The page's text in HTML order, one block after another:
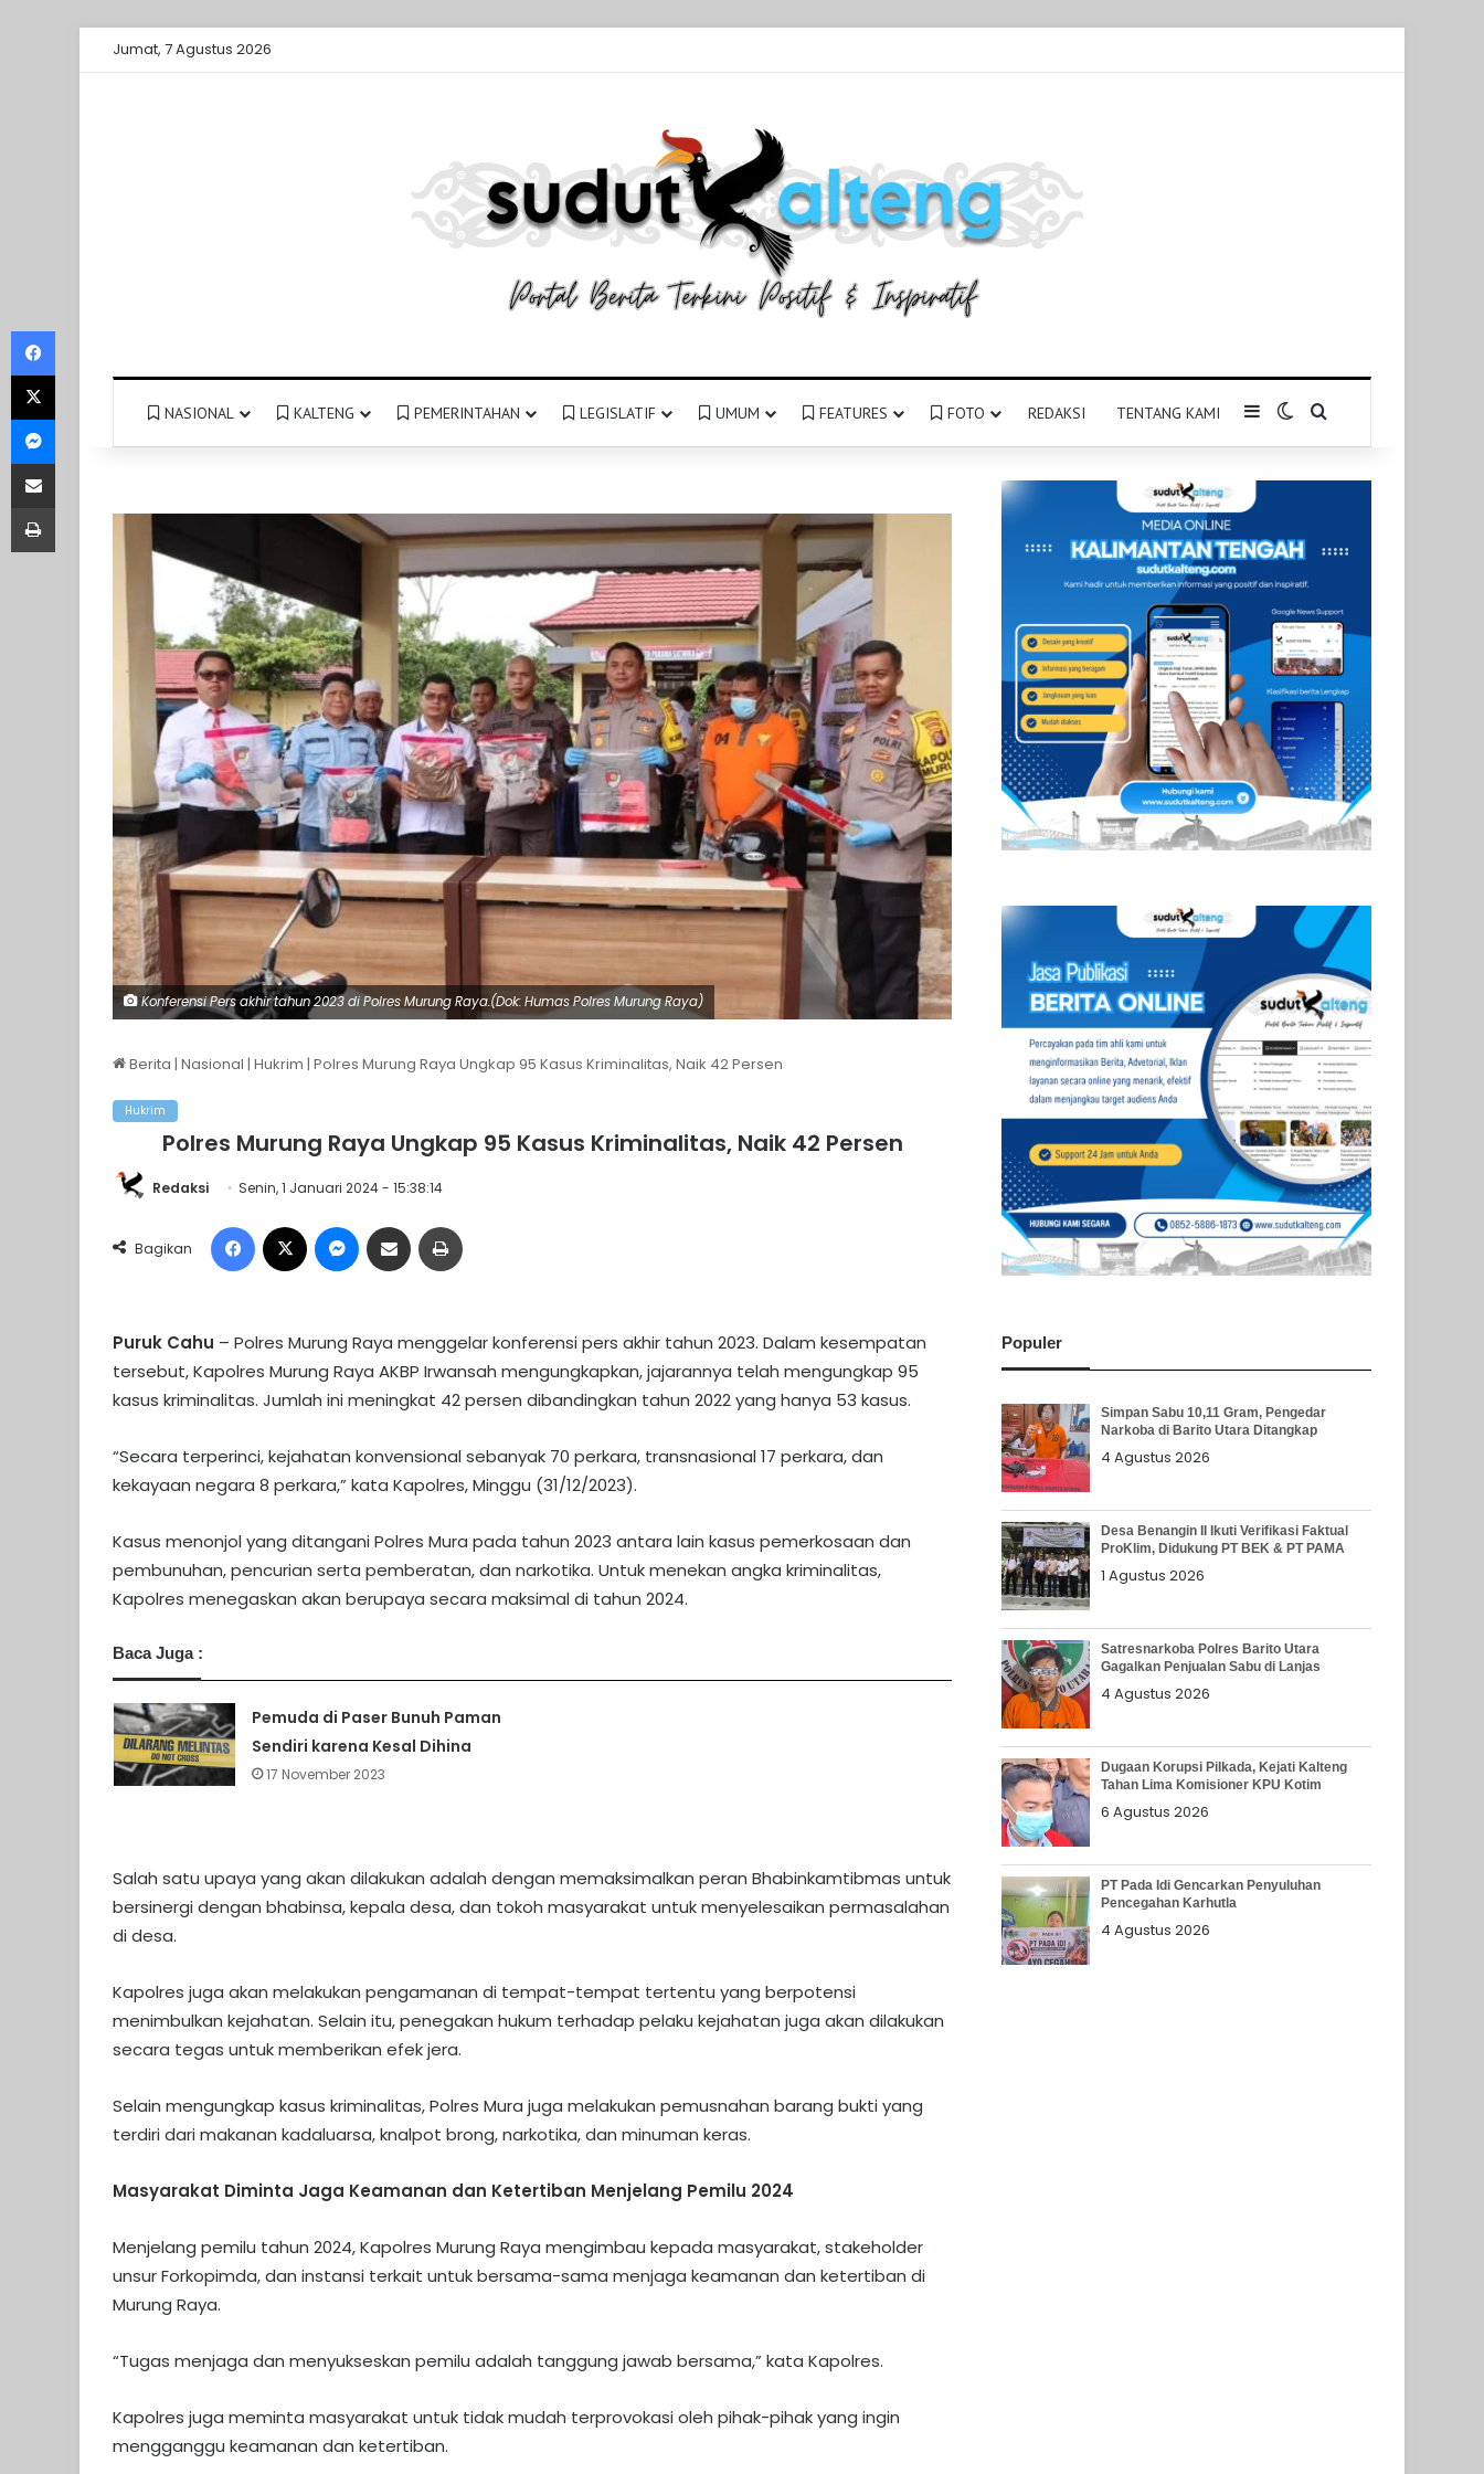
Jumat, 7 Agustus 2026
NASIONAL KALTENG PEMERINTAHAN LEGISLATIF UMUM FEATURES FOTO REDAKSI TENTANG KAMI SidebarSwitch skin
Pencarian untuk
Konferensi Pers akhir tahun 2023 di Polres Murung Raya.(Dok: Humas Polres Murung Raya)
Berita | Nasional | Hukrim | Polres Murung Raya Ungkap 95 Kasus Kriminalitas, Naik 42 Persen
Hukrim
Polres Murung Raya Ungkap 95 Kasus Kriminalitas, Naik 42 Persen
Redaksi Senin, 1 Januari 2024 - 15:38:14
Bagikan
Facebook Messenger
Share via Email
Puruk Cahu – Polres Murung Raya menggelar konferensi pers akhir tahun 2023. Dalam kesempatan
tersebut, Kapolres Murung Raya AKBP Irwansah mengungkapkan, jajarannya telah mengungkap 95
kasus kriminalitas. Jumlah ini meningkat 42 persen dibandingkan tahun 2022 yang hanya 53 kasus.
“Secara terperinci, kejahatan konvensional sebanyak 70 perkara, transnasional 17 perkara, dan
kekayaan negara 8 perkara,” kata Kapolres, Minggu (31/12/2023).
Kasus menonjol yang ditangani Polres Mura pada tahun 2023 antara lain kasus pemerkosaan dan
pembunuhan, pencurian serta pemberatan, dan narkotika. Untuk menekan angka kriminalitas,
Kapolres menegaskan akan berupaya secara maksimal di tahun 2024.
Baca Juga :
Pemuda di Paser Bunuh Paman
Sendiri karena Kesal Dihina
17 November 2023
Salah satu upaya yang akan dilakukan adalah dengan memaksimalkan peran Bhabinkamtibmas untuk
bersinergi dengan bhabinsa, kepala desa, dan tokoh masyarakat untuk menyelesaikan permasalahan
di desa.
Kapolres juga akan melakukan pengamanan di tempat-tempat tertentu yang berpotensi
menimbulkan kejahatan. Selain itu, penegakan hukum terhadap pelaku kejahatan juga akan dilakukan
secara tegas untuk memberikan efek jera.
Selain mengungkap kasus kriminalitas, Polres Mura juga melakukan pemusnahan barang bukti yang
terdiri dari makanan kadaluarsa, knalpot brong, narkotika, dan minuman keras.
Masyarakat Diminta Jaga Keamanan dan Ketertiban Menjelang Pemilu 2024
Menjelang pemilu tahun 2024, Kapolres Murung Raya mengimbau kepada masyarakat, stakeholder
unsur Forkopimda, dan instansi terkait untuk bersama-sama menjaga keamanan dan ketertiban di
Murung Raya.
“Tugas menjaga dan menyukseskan pemilu adalah tanggung jawab bersama,” kata Kapolres.
Kapolres juga meminta masyarakat untuk tidak mudah terprovokasi oleh pihak-pihak yang ingin
mengganggu keamanan dan ketertiban.
Populer
Simpan Sabu 10,11 Gram, Pengedar
Narkoba di Barito Utara Ditangkap
4 Agustus 2026
Desa Benangin II Ikuti Verifikasi Faktual
ProKlim, Didukung PT BEK & PT PAMA
1 Agustus 2026
Satresnarkoba Polres Barito Utara
Gagalkan Penjualan Sabu di Lanjas
4 Agustus 2026
Dugaan Korupsi Pilkada, Kejati Kalteng
Tahan Lima Komisioner KPU Kotim
6 Agustus 2026
PT Pada Idi Gencarkan Penyuluhan
Pencegahan Karhutla
4 Agustus 2026
Facebook
X
Messenger
Share via Email